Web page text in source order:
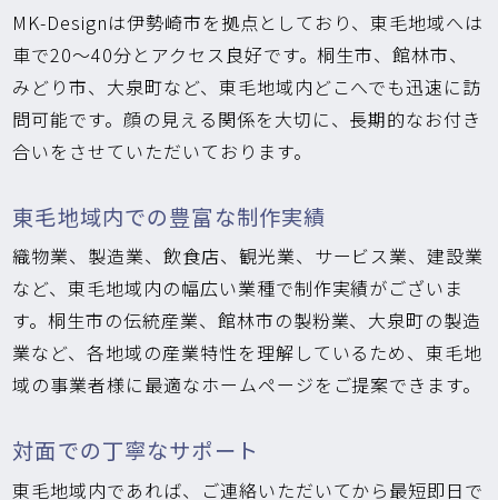
MK-Designは伊勢崎市を拠点としており、東毛地域へは
車で20〜40分とアクセス良好です。桐生市、館林市、
みどり市、大泉町など、東毛地域内どこへでも迅速に訪
問可能です。顔の見える関係を大切に、長期的なお付き
合いをさせていただいております。
東毛地域内での豊富な制作実績
織物業、製造業、飲食店、観光業、サービス業、建設業
など、東毛地域内の幅広い業種で制作実績がございま
す。桐生市の伝統産業、館林市の製粉業、大泉町の製造
業など、各地域の産業特性を理解しているため、東毛地
域の事業者様に最適なホームページをご提案できます。
対面での丁寧なサポート
東毛地域内であれば、ご連絡いただいてから最短即日で